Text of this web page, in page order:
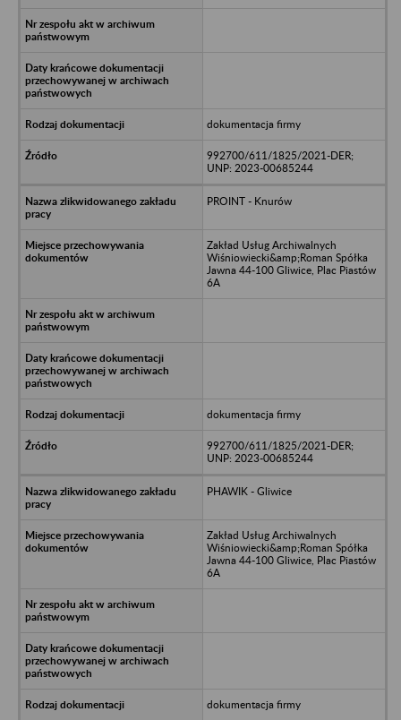
dokumentacja firmy
992700/611/1825/2021-DER;
UNP: 2023-00685244
PROINT - Knurów
Zakład Usług Archiwalnych
Wiśniowiecki&amp;Roman Spółka
Jawna 44-100 Gliwice, Plac Piastów
6A
dokumentacja firmy
992700/611/1825/2021-DER;
UNP: 2023-00685244
PHAWIK - Gliwice
Zakład Usług Archiwalnych
Wiśniowiecki&amp;Roman Spółka
Jawna 44-100 Gliwice, Plac Piastów
6A
dokumentacja firmy